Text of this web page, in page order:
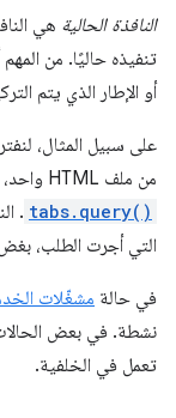
النافذة الحالية هي
تنفيذه حاليًا. من
أو الإطار الذي يتم
على سبيل المثال،
من ملف HTML واحد، وأنّ ملف HTML يتضمّن طلبًا إلى
tabs.query()
.
التي أجرت الطلب، بغض
في حالة مشغّلات
نشطة. في بعض
تعمل في الخلفية.